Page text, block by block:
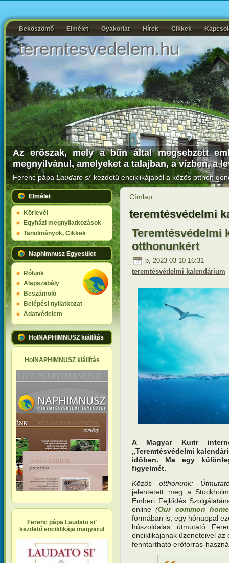
Beköszöntő Elmélet Gyakorlat Hírek Cikkek
teremtesvedelem.hu
Az erőszak, mely a bűn által megsebzett
megnyilvánul, amelyeket a talajban, a vízben, a
Ferenc pápaLaudato si'kezdetű enciklikájából a közös otthon
Elmélet
Körlevél
Egyházi megnyilatkozások
Tanulmányok, Cikkek
Naphimnusz Egyesület
Rólunk
Alapszabály
Beszámoló
Belépési nyilatkozat
Adatvédelem
HolNAPHIMNUSZ kiállítás
HolNAPHIMNUSZ kiállítás
Ferenc pápa Laudato si’
kezdetű enciklikája magyarul
Címlap
teremtésvédelmi
Teremtésvédelmi
otthonunkért
p, 2023-03-10 16:31
teremtésvédelmi kalendárium
A Magyar Kurir
„Teremtésvédelmi
időben. Ma egy
figyelmét.
Közös otthonunk:
jelentetett meg a
Emberi Fejlődés
online(Our common home
formában is, egy hónappal
húszoldalas útmutató
enciklikájának üzeneteivel
fenntartható erőforrás-